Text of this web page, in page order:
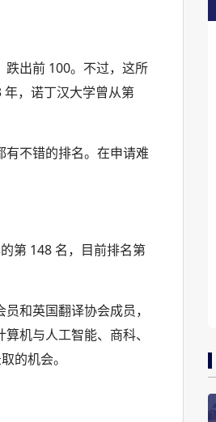
跌出前 100。不过，这所
，诺丁汉大学曾从第
不错的排名。在申请难
第 148 名，目前排名第
和英国翻译协会成员，
机与人工智能、商科、
的机会。